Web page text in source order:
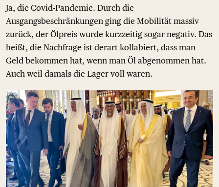
Ja, die Covid-Pandemie. Durch die
Ausgangsbeschränkungen ging die Mobilität massiv
zurück, der Ölpreis wurde kurzzeitig sogar negativ. Das
heißt, die Nachfrage ist derart kollabiert, dass man
Geld bekommen hat, wenn man Öl abgenommen hat.
Auch weil damals die Lager voll waren.